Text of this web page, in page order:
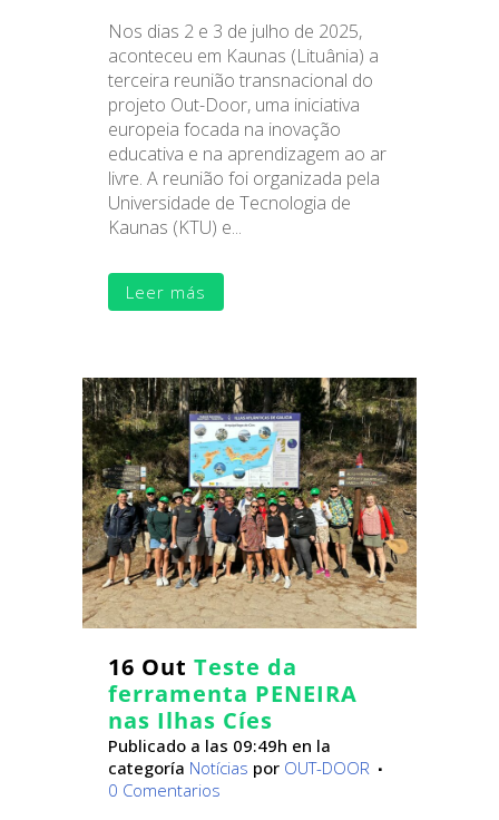
Nos dias 2 e 3 de julho de 2025,
aconteceu em Kaunas (Lituânia) a
terceira reunião transnacional do
projeto Out-Door, uma iniciativa
europeia focada na inovação
educativa e na aprendizagem ao ar
livre. A reunião foi organizada pela
Universidade de Tecnologia de
Kaunas (KTU) e...
Leer más
16 Out Teste da
ferramenta PENEIRA
nas Ilhas Cíes
Publicado a las 09:49h en la
categoría Notícias por OUT-DOOR
0 Comentarios